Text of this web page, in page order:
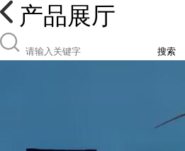
产品展厅
搜索